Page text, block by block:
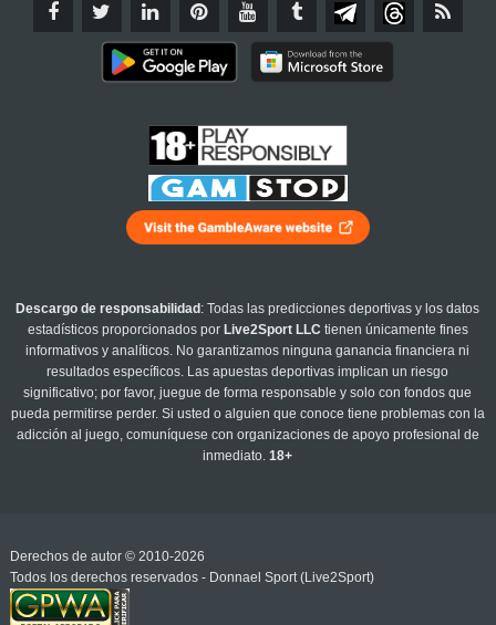
Descargo de responsabilidad : Todas las predicciones deportivas y los datos
estadísticos proporcionados por Live2Sport LLC tienen únicamente fines
informativos y analíticos. No garantizamos ninguna ganancia financiera ni
resultados específicos. Las apuestas deportivas implican un riesgo
significativo; por favor, juegue de forma responsable y solo con fondos que
pueda permitirse perder. Si usted o alguien que conoce tiene problemas con la
adicción al juego, comuníquese con organizaciones de apoyo profesional de
inmediato.18+
Derechos de autor © 2010-2026
Todos los derechos reservados - Donnael Sport (Live2Sport)